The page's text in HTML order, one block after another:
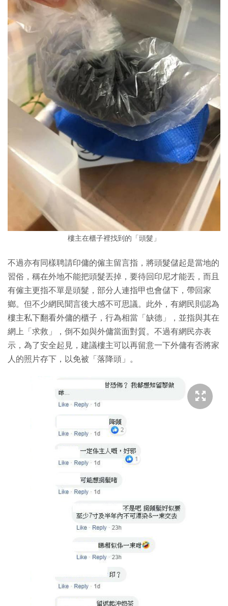
樓主在櫃子裡找到的「頭髮」
不過亦有同樣聘請印傭的僱主留言指，將頭髮儲起是當地的
習俗，稱在外地不能把頭髮丟掉，要待回印尼才能丟，而且
有僱主更指不單是頭髮，部分人連指甲也會儲下，帶回家
鄉。但不少網民聞言後大感不可思議。此外，有網民則認為
樓主私下翻看外傭的櫃子，行為相當「缺德」，並指與其在
網上「求救」，倒不如與外傭當面對質。不過有網民亦表
示，為了安全起見，建議樓主可以再留意一下外傭有否將家
人的照片存下，以免被「落降頭」。